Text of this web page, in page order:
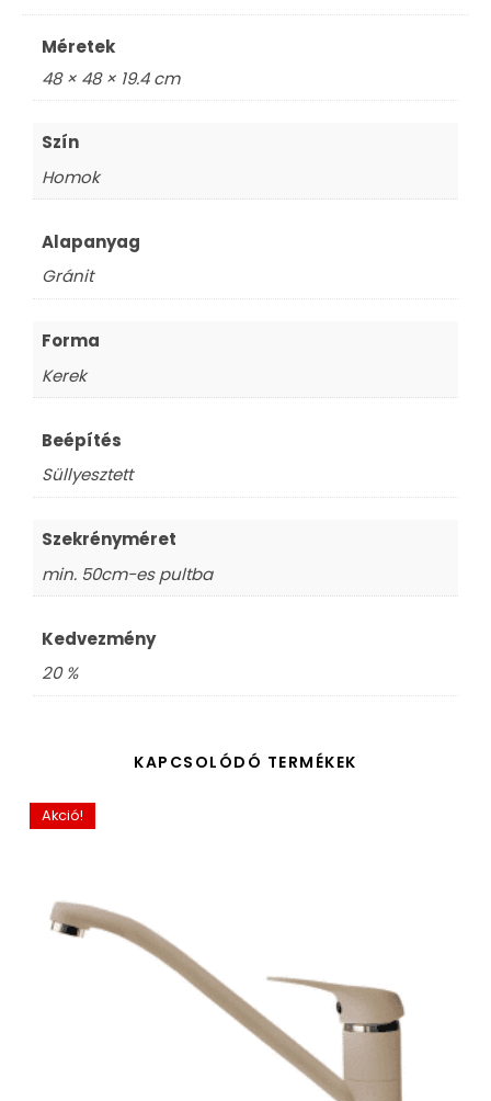
Méretek
48 × 48 × 19.4 cm
Szín
Homok
Alapanyag
Gránit
Forma
Kerek
Beépítés
Süllyesztett
Szekrényméret
min. 50cm-es pultba
Kedvezmény
20 %
KAPCSOLÓDÓ TERMÉKEK
Akció!